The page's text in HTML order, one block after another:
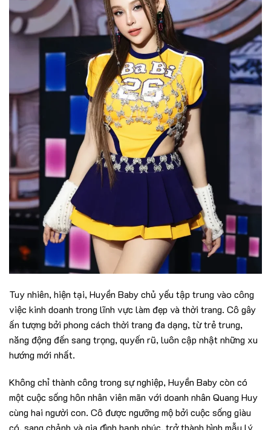
Tuy nhiên, hiện tại, Huyền Baby chủ yếu tập trung vào công
việc kinh doanh trong lĩnh vực làm đẹp và thời trang. Cô gây
ấn tượng bởi phong cách thời trang đa dạng, từ trẻ trung,
năng động đến sang trọng, quyến rũ, luôn cập nhật những xu
hướng mới nhất.
Không chỉ thành công trong sự nghiệp, Huyền Baby còn có
một cuộc sống hôn nhân viên mãn với doanh nhân Quang Huy
cùng hai người con. Cô được ngưỡng mộ bởi cuộc sống giàu